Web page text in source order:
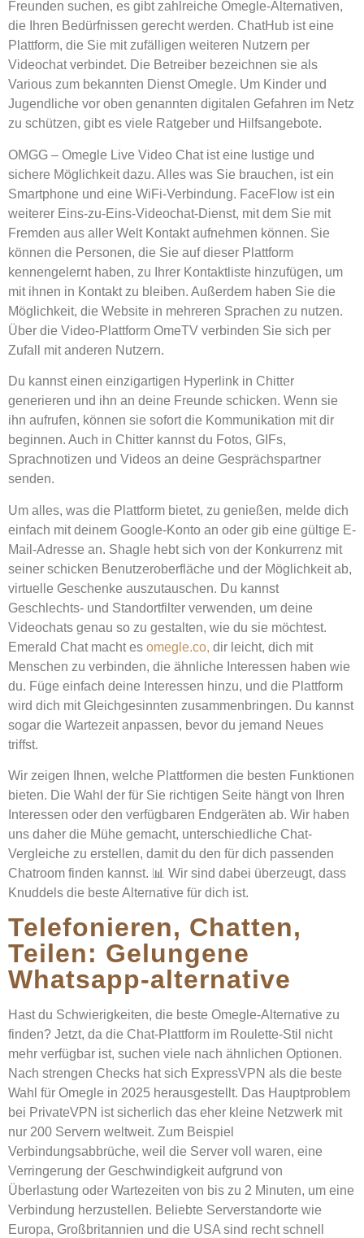
Freunden suchen, es gibt zahlreiche Omegle-Alternativen,
die Ihren Bedürfnissen gerecht werden. ChatHub ist eine
Plattform, die Sie mit zufälligen weiteren Nutzern per
Videochat verbindet. Die Betreiber bezeichnen sie als
Various zum bekannten Dienst Omegle. Um Kinder und
Jugendliche vor oben genannten digitalen Gefahren im Netz
zu schützen, gibt es viele Ratgeber und Hilfsangebote.
OMGG – Omegle Live Video Chat ist eine lustige und
sichere Möglichkeit dazu. Alles was Sie brauchen, ist ein
Smartphone und eine WiFi-Verbindung. FaceFlow ist ein
weiterer Eins-zu-Eins-Videochat-Dienst, mit dem Sie mit
Fremden aus aller Welt Kontakt aufnehmen können. Sie
können die Personen, die Sie auf dieser Plattform
kennengelernt haben, zu Ihrer Kontaktliste hinzufügen, um
mit ihnen in Kontakt zu bleiben. Außerdem haben Sie die
Möglichkeit, die Website in mehreren Sprachen zu nutzen.
Über die Video-Plattform OmeTV verbinden Sie sich per
Zufall mit anderen Nutzern.
Du kannst einen einzigartigen Hyperlink in Chitter
generieren und ihn an deine Freunde schicken. Wenn sie
ihn aufrufen, können sie sofort die Kommunikation mit dir
beginnen. Auch in Chitter kannst du Fotos, GIFs,
Sprachnotizen und Videos an deine Gesprächspartner
senden.
Um alles, was die Plattform bietet, zu genießen, melde dich
einfach mit deinem Google-Konto an oder gib eine gültige E-
Mail-Adresse an. Shagle hebt sich von der Konkurrenz mit
seiner schicken Benutzeroberfläche und der Möglichkeit ab,
virtuelle Geschenke auszutauschen. Du kannst
Geschlechts- und Standortfilter verwenden, um deine
Videochats genau so zu gestalten, wie du sie möchtest.
Emerald Chat macht es omegle.co, dir leicht, dich mit
Menschen zu verbinden, die ähnliche Interessen haben wie
du. Füge einfach deine Interessen hinzu, und die Plattform
wird dich mit Gleichgesinnten zusammenbringen. Du kannst
sogar die Wartezeit anpassen, bevor du jemand Neues
triffst.
Wir zeigen Ihnen, welche Plattformen die besten Funktionen
bieten. Die Wahl der für Sie richtigen Seite hängt von Ihren
Interessen oder den verfügbaren Endgeräten ab. Wir haben
uns daher die Mühe gemacht, unterschiedliche Chat-
Vergleiche zu erstellen, damit du den für dich passenden
Chatroom finden kannst. 📊 Wir sind dabei überzeugt, dass
Knuddels die beste Alternative für dich ist.
Telefonieren, Chatten,
Teilen: Gelungene
Whatsapp-alternative
Hast du Schwierigkeiten, die beste Omegle-Alternative zu
finden? Jetzt, da die Chat-Plattform im Roulette-Stil nicht
mehr verfügbar ist, suchen viele nach ähnlichen Optionen.
Nach strengen Checks hat sich ExpressVPN als die beste
Wahl für Omegle in 2025 herausgestellt. Das Hauptproblem
bei PrivateVPN ist sicherlich das eher kleine Netzwerk mit
nur 200 Servern weltweit. Zum Beispiel
Verbindungsabbrüche, weil die Server voll waren, eine
Verringerung der Geschwindigkeit aufgrund von
Überlastung oder Wartezeiten von bis zu 2 Minuten, um eine
Verbindung herzustellen. Beliebte Serverstandorte wie
Europa, Großbritannien und die USA sind recht schnell